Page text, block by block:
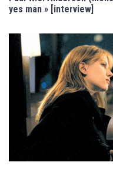
yes man » [interview]